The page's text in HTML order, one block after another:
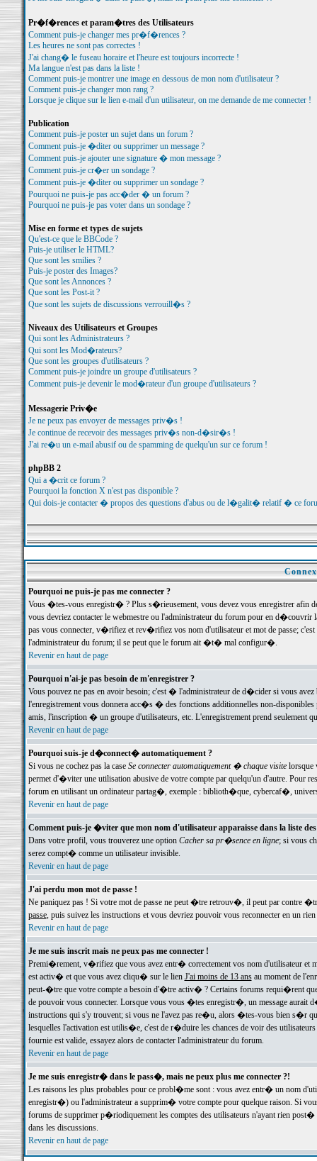
Pr�f�rences et param�tres des Utilisateurs
Comment puis-je changer mes pr�f�rences ?
Les heures ne sont pas correctes !
J'ai chang� le fuseau horaire et l'heure est toujours incorrecte !
Ma langue n'est pas dans la liste !
Comment puis-je montrer une image en dessous de mon nom d'utilisateur ?
Comment puis-je changer mon rang ?
Lorsque je clique sur le lien e-mail d'un utilisateur, on me demande de me connecter !
Publication
Comment puis-je poster un sujet dans un forum ?
Comment puis-je �diter ou supprimer un message ?
Comment puis-je ajouter une signature � mon message ?
Comment puis-je cr�er un sondage ?
Comment puis-je �diter ou supprimer un sondage ?
Pourquoi ne puis-je pas acc�der � un forum ?
Pourquoi ne puis-je pas voter dans un sondage ?
Mise en forme et types de sujets
Qu'est-ce que le BBCode ?
Puis-je utiliser le HTML?
Que sont les smilies ?
Puis-je poster des Images?
Que sont les Annonces ?
Que sont les Post-it ?
Que sont les sujets de discussions verrouill�s ?
Niveaux des Utilisateurs et Groupes
Qui sont les Administrateurs ?
Qui sont les Mod�rateurs?
Que sont les groupes d'utilisateurs ?
Comment puis-je joindre un groupe d'utilisateurs ?
Comment puis-je devenir le mod�rateur d'un groupe d'utilisateurs ?
Messagerie Priv�e
Je ne peux pas envoyer de messages priv�s !
Je continue de recevoir des messages priv�s non-d�sir�s !
J'ai re�u un e-mail abusif ou de spamming de quelqu'un sur ce forum !
phpBB 2
Qui a �crit ce forum ?
Pourquoi la fonction X n'est pas disponible ?
Qui dois-je contacter � propos des questions d'abus ou de l�galit� relatif � ce
Pourquoi ne puis-je pas me connecter ?
Vous �tes-vous enregistr� ? Plus s�rieusement, vous devez vous enregistrer
vous devriez contacter le webmestre ou l'administrateur du forum pour en
pas vous connecter, v�rifiez et rev�rifiez vos nom d'utilisateur et mot de passe;
l'administrateur du forum; il se peut que le forum ait �t� mal configur�.
Revenir en haut de page
Pourquoi n'ai-je pas besoin de m'enregistrer ?
Vous pouvez ne pas en avoir besoin; c'est � l'administrateur de d�cider si vous
l'enregistrement vous donnera acc�s � des fonctions additionnelles non-
amis, l'inscription � un groupe d'utilisateurs, etc. L'enregistrement prend seulement
Revenir en haut de page
Pourquoi suis-je d�connect� automatiquement ?
Si vous ne cochez pas la case Se connecter automatiquement � chaque visitelorsque
permet d'�viter une utilisation abusive de votre compte par quelqu'un d'autre. Pour
forum en utilisant un ordinateur partag�, exemple : biblioth�que, cybercaf�,
Revenir en haut de page
Comment puis-je �viter que mon nom d'utilisateur apparaisse dans la liste
Dans votre profil, vous trouverez une option Cacher sa pr�sence en ligne; si vous
serez compt� comme un utilisateur invisible.
Revenir en haut de page
J'ai perdu mon mot de passe !
Ne paniquez pas ! Si votre mot de passe ne peut �tre retrouv�, il peut par contre
passe, puis suivez les instructions et vous devriez pouvoir vous reconnecter en un rien
Revenir en haut de page
Je me suis inscrit mais ne peux pas me connecter !
Premi�rement, v�rifiez que vous avez entr� correctement vos nom d'utilisateur
est activ� et que vous avez cliqu� sur le lien J'ai moins de 13 ansau moment de
peut-�tre que votre compte a besoin d'�tre activ� ? Certains forums requi�rent
de pouvoir vous connecter. Lorsque vous vous �tes enregistr�, un message aurait
instructions qui s'y trouvent; si vous ne l'avez pas re�u, alors �tes-vous bien s�r
lesquelles l'activation est utilis�e, c'est de r�duire les chances de voir des
fournie est valide, essayez alors de contacter l'administrateur du forum.
Revenir en haut de page
Je me suis enregistr� dans le pass�, mais ne peux plus me connecter ?!
Les raisons les plus probables pour ce probl�me sont : vous avez entr� un nom
enregistr�) ou l'administrateur a supprim� votre compte pour quelque raison. Si
forums de supprimer p�riodiquement les comptes des utilisateurs n'ayant rien
dans les discussions.
Revenir en haut de page